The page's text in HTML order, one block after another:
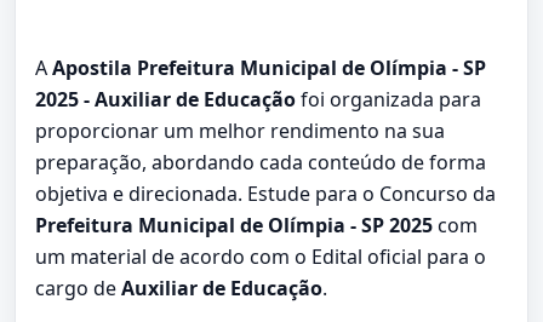
AApostila Prefeitura Municipal de Olímpia - SP
2025 - Auxiliar de Educaçãofoi organizada para
proporcionar um melhor rendimento na sua
preparação, abordando cada conteúdo de forma
objetiva e direcionada. Estude para o Concurso da
Prefeitura Municipal de Olímpia - SP 2025com
um material de acordo com o Edital oficial para o
cargo deAuxiliar de Educação.